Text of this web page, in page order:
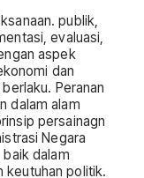
publik,
evaluasi,
aspek
dan
Peranan
dalam alam
persainagn
Negara
dalam
keutuhan politik.